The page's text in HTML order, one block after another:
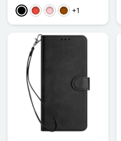
PretoVermelho
RosaCastanho
+1